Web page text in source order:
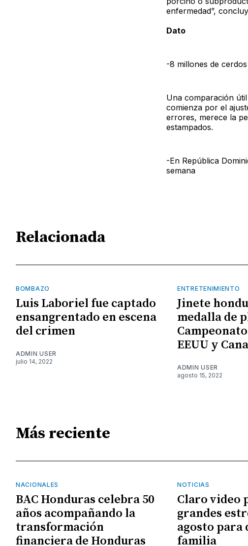
enfermedad”,
Dato
-8 millones de
Una comparación
comienza por el
errores, merece la
estampados.
-En República
semana
Relacionada
BOMBAZO
Luis Laboriel fue captado
ensangrentado en escena
del crimen
ADMIN USER
julio 14, 2022
ENTRETENIMIENTO
Jinete
medalla de
EEUU y
ADMIN USER
agosto 15, 2022
Más reciente
NACIONALES
BAC Honduras celebra 50
años acompañando la
transformación
financiera de Honduras
NOTICIAS
Claro video
grandes
agosto
familia